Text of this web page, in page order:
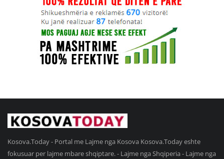
Kosova.Today - Portal me Lajme nga Kosova Kosova.Today eshte
fokusuar per lajme mbare shqiptare. - Lajme nga Shqiperia - Lajme nga